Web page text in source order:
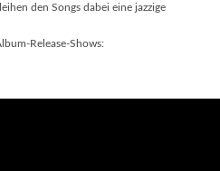
den Songs dabei eine jazzige
Release-Shows: